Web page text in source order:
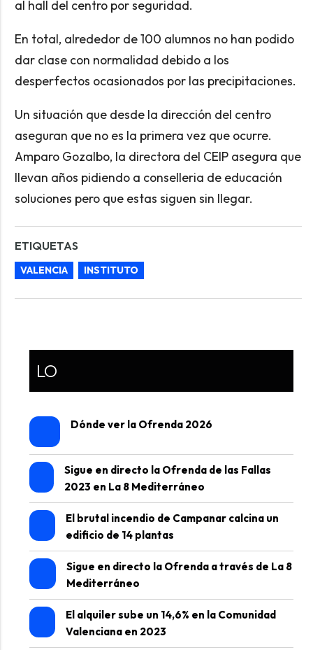
al hall del centro por seguridad.
En total, alrededor de 100 alumnos no han podido
dar clase con normalidad debido a los
desperfectos ocasionados por las precipitaciones.
Un situación que desde la dirección del centro
aseguran que no es la primera vez que ocurre.
Amparo Gozalbo, la directora del CEIP asegura que
llevan años pidiendo a conselleria de educación
soluciones pero que estas siguen sin llegar.
ETIQUETAS
VALENCIA INSTITUTO
LO
Dónde ver la Ofrenda 2026
Sigue en directo la Ofrenda de las Fallas
2023 en La 8 Mediterráneo
El brutal incendio de Campanar calcina un
edificio de 14 plantas
Sigue en directo la Ofrenda a través de La 8
Mediterráneo
El alquiler sube un 14,6% en la Comunidad
Valenciana en 2023